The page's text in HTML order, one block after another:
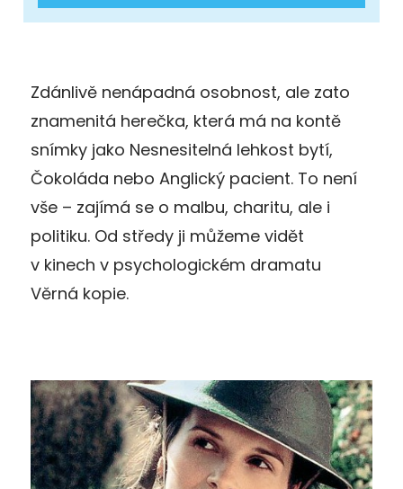
Zdánlivě nenápadná osobnost, ale zato
znamenitá herečka, která má na kontě
snímky jako Nesnesitelná lehkost bytí,
Čokoláda nebo Anglický pacient. To není
vše – zajímá se o malbu, charitu, ale i
politiku. Od středy ji můžeme vidět
v kinech v psychologickém dramatu
Věrná kopie.